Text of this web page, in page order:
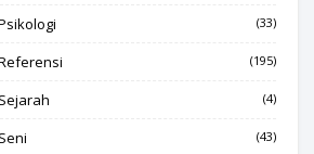
(33)
(195)
(4)
(43)